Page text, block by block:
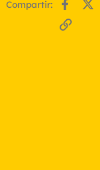
Compartir:
Enlace